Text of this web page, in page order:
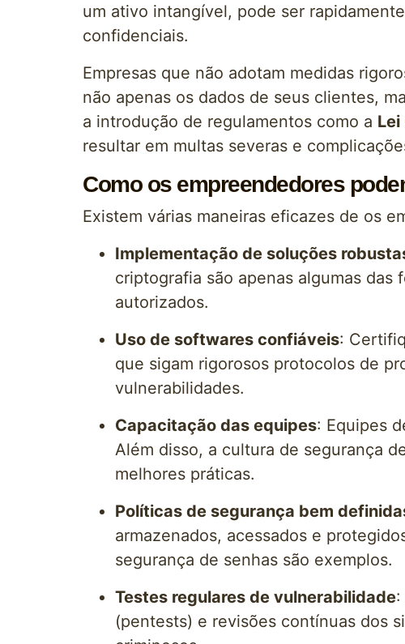
um ativo intangível, pode ser
confidenciais.
Empresas que não adotam medidas
não apenas os dados de seus clientes,
a introdução de regulamentos como a Lei
resultar em multas severas e
Como os empreendedores
Existem várias maneiras eficazes de os
Implementação de soluções
criptografia são apenas algumas
autorizados.
Uso de softwares confiáveis:
que sigam rigorosos protocolos de
vulnerabilidades.
Capacitação das equipes: Equipes
Além disso, a cultura de segurança
melhores práticas.
Políticas de segurança bem
armazenados, acessados e
segurança de senhas são exemplos.
Testes regulares de vulnerabilidade:
(pentests) e revisões contínuas dos